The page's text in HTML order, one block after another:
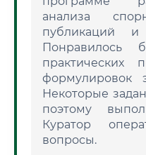
анализа
публикаций
Понравилось
практических
формулировок
Некоторые
поэтому
Куратор
вопросы.